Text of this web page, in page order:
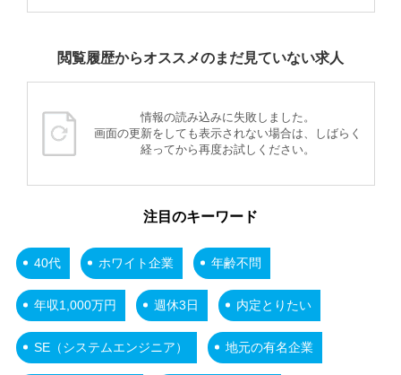
閲覧履歴からオススメのまだ見ていない求人
情報の読み込みに失敗しました。
画面の更新をしても表示されない場合は、しばらく
経ってから再度お試しください。
注目のキーワード
40代 ホワイト企業 年齢不問
年収1,000万円 週休3日 内定とりたい
SE（システムエンジニア） 地元の有名企業